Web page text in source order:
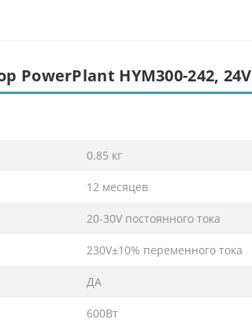
PowerPlant HYM300-242, 24V
0.85 кг
12 месяцев
20-30V постоянного тока
230V±10% переменного тока
ДА
600Вт